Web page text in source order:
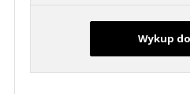
Wykup